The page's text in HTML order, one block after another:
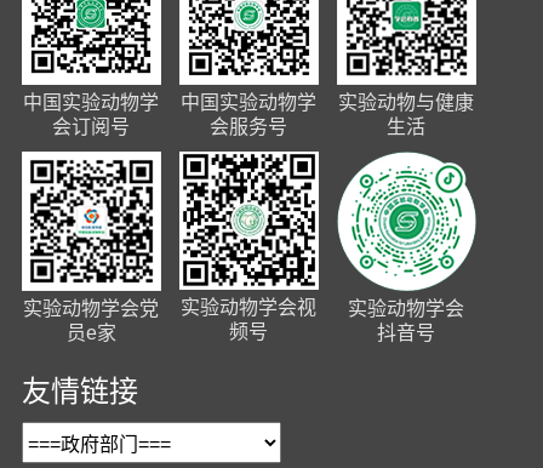
中国实验动物学
会订阅号
中国实验动物学
会服务号
实验动物与健康
生活
实验动物学会党
员e家
实验动物学会视
频号
实验动物学会
抖音号
友情链接